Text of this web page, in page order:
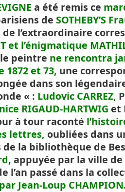
a été remis ce
de SOTHEBY’S
de l’extraordinaire
et l’énigmatique
peintre ne rencontra
et 73, une
dans son
« : Ludovic CARREZ,
RIGAUD-HARTWIG et
à tour raconté
lettres, oubliées dans
de la bibliothèque de
, appuyée par la ville
l’an passé dans la
Jean-Loup CHAMPION